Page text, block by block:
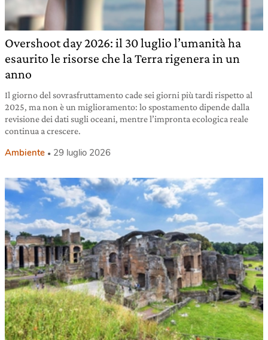
Overshoot day 2026: il 30 luglio l’umanità ha
esaurito le risorse che la Terra rigenera in un
anno
Il giorno del sovrasfruttamento cade sei giorni più tardi rispetto al
2025, ma non è un miglioramento: lo spostamento dipende dalla
revisione dei dati sugli oceani, mentre l’impronta ecologica reale
continua a crescere.
Ambiente 29 luglio 2026